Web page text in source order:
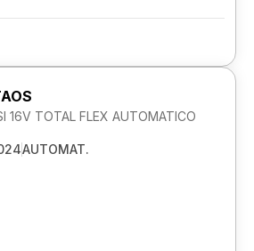
16V TOTAL FLEX AUTOMATICO
AUTOMAT.